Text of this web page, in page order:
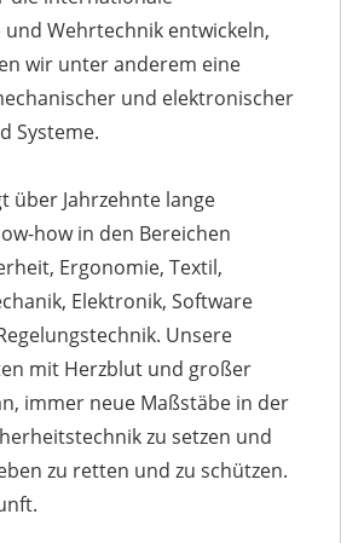
Wehrtechnik entwickeln,
wir unter anderem eine
und elektronischer
Systeme.
über Jahrzehnte lange
how in den Bereichen
Ergonomie, Textil,
Elektronik, Software
Unsere
mit Herzblut und großer
immer neue Maßstäbe in der
zu setzen und
zu retten und zu schützen.